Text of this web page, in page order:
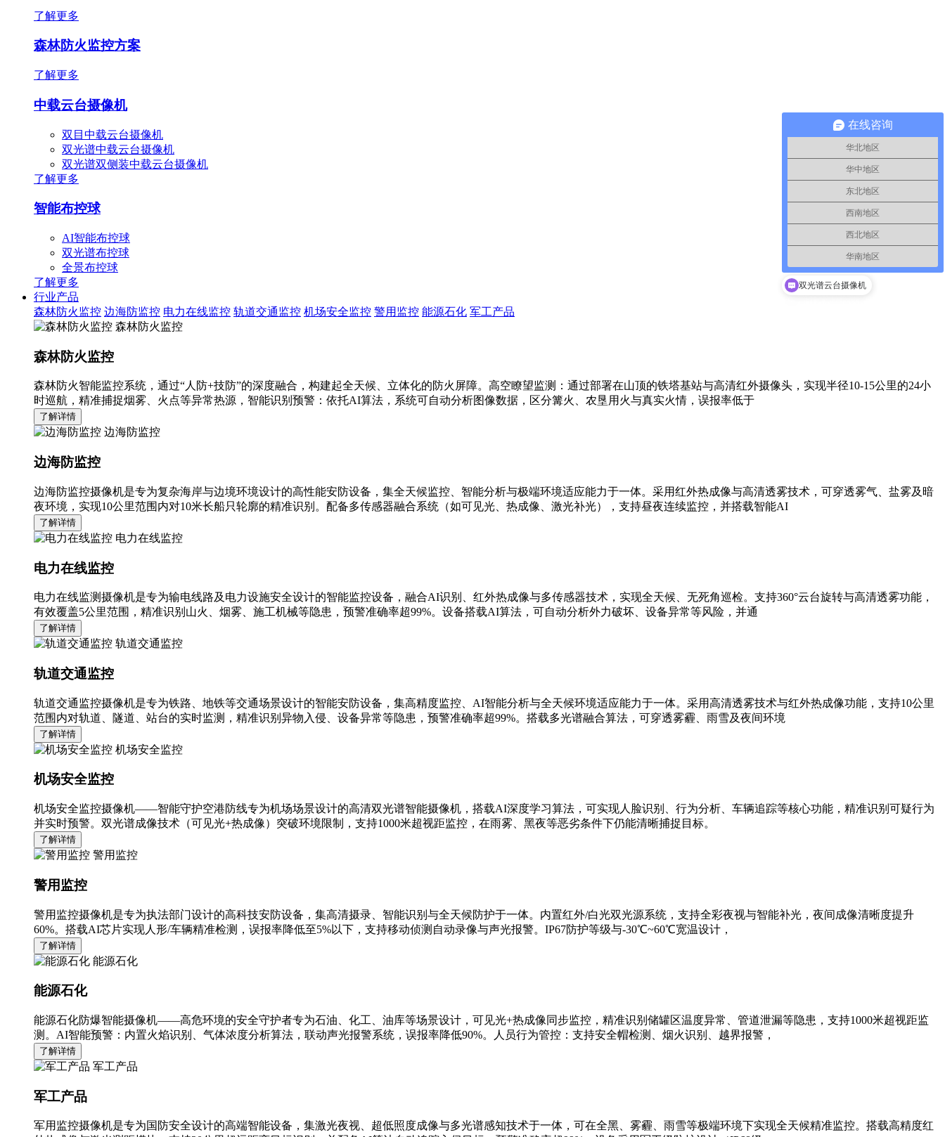
了解更多
森林防火监控方案
了解更多
中载云台摄像机
双目中载云台摄像机
双光谱中载云台摄像机
双光谱双侧装中载云台摄像机
了解更多
智能布控球
AI智能布控球
双光谱布控球
全景布控球
了解更多
行业产品
森林防火监控 边海防监控 电力在线监控 轨道交通监控 机场安全监控 警用监控 能源石化 军工产品
森林防火监控
森林防火监控
森林防火智能监控系统，通过“人防+技防”的深度融合，构建起全天候、立体化的防火屏障。高空瞭望监测：通过部署在山顶的铁塔基站与高清红外摄像头，实现半径10-15公里的24小
时巡航，精准捕捉烟雾、火点等异常热源，智能识别预警：依托AI算法，系统可自动分析图像数据，区分篝火、农垦用火与真实火情，误报率低于
了解详情
边海防监控
边海防监控
边海防监控摄像机是专为复杂海岸与边境环境设计的高性能安防设备，集全天候监控、智能分析与极端环境适应能力于一体。采用红外热成像与高清透雾技术，可穿透雾气、盐雾及暗
夜环境，实现10公里范围内对10米长船只轮廓的精准识别。配备多传感器融合系统（如可见光、热成像、激光补光），支持昼夜连续监控，并搭载智能AI
了解详情
电力在线监控
电力在线监控
电力在线监测摄像机是专为输电线路及电力设施安全设计的智能监控设备，融合AI识别、红外热成像与多传感器技术，实现全天候、无死角巡检。支持360°云台旋转与高清透雾功能，
有效覆盖5公里范围，精准识别山火、烟雾、施工机械等隐患，预警准确率超99%。设备搭载AI算法，可自动分析外力破坏、设备异常等风险，并通
了解详情
轨道交通监控
轨道交通监控
轨道交通监控摄像机是专为铁路、地铁等交通场景设计的智能安防设备，集高精度监控、AI智能分析与全天候环境适应能力于一体。采用高清透雾技术与红外热成像功能，支持10公里
范围内对轨道、隧道、站台的实时监测，精准识别异物入侵、设备异常等隐患，预警准确率超99%。搭载多光谱融合算法，可穿透雾霾、雨雪及夜间环境
了解详情
机场安全监控
机场安全监控
机场安全监控摄像机——智能守护空港防线专为机场场景设计的高清双光谱智能摄像机，搭载AI深度学习算法，可实现人脸识别、行为分析、车辆追踪等核心功能，精准识别可疑行为
并实时预警。双光谱成像技术（可见光+热成像）突破环境限制，支持1000米超视距监控，在雨雾、黑夜等恶劣条件下仍能清晰捕捉目标。
了解详情
警用监控
警用监控
警用监控摄像机是专为执法部门设计的高科技安防设备，集高清摄录、智能识别与全天候防护于一体。内置红外/白光双光源系统，支持全彩夜视与智能补光，夜间成像清晰度提升
60%。搭载AI芯片实现人形/车辆精准检测，误报率降低至5%以下，支持移动侦测自动录像与声光报警。IP67防护等级与-30℃~60℃宽温设计，
了解详情
能源石化
能源石化
能源石化防爆智能摄像机——高危环境的安全守护者专为石油、化工、油库等场景设计，可见光+热成像同步监控，精准识别储罐区温度异常、管道泄漏等隐患，支持1000米超视距监
测。AI智能预警：内置火焰识别、气体浓度分析算法，联动声光报警系统，误报率降低90%。人员行为管控：支持安全帽检测、烟火识别、越界报警，
了解详情
军工产品
军工产品
军用监控摄像机是专为国防安全设计的高端智能设备，集激光夜视、超低照度成像与多光谱感知技术于一体，可在全黑、雾霾、雨雪等极端环境下实现全天候精准监控。搭载高精度红
在线咨询
华北地区
华中地区
东北地区
西南地区
西北地区
华南地区
双光谱云台摄像机